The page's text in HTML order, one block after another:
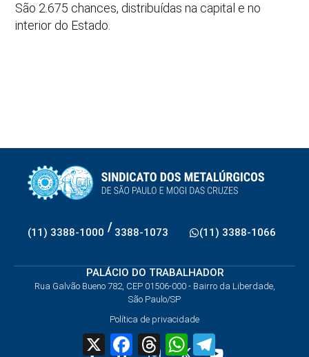
São 2.675 chances, distribuídas na capital e no
interior do Estado.
(11) 3388-1000 / 3388-1073 (11) 3388-1066
PALÁCIO DO TRABALHADOR
Rua Galvão Bueno 782, CEP 01506-000 - Bairro da Liberdade,
São Paulo/SP
Política de privacidade
X FacebookThreadsWhatsApp